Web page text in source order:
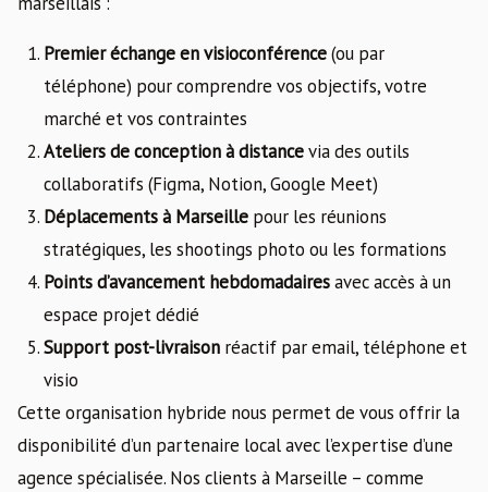
Premier échange en visioconférence(ou par
téléphone) pour comprendre vos objectifs, votre
marché et vos contraintes
Ateliers de conception à distancevia des outils
collaboratifs (Figma, Notion, Google Meet)
Déplacements à Marseille pour les réunions
stratégiques, les shootings photo ou les formations
Points d’avancement hebdomadairesavec accès à un
espace projet dédié
Support post-livraison réactif par email, téléphone et
visio
Cette organisation hybride nous permet de vous offrir la
disponibilité d’un partenaire local avec l’expertise d’une
agence spécialisée. Nos clients à Marseille – comme